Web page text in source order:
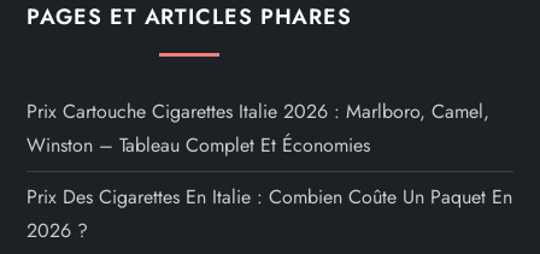
PAGES ET ARTICLES PHARES
Prix Cartouche Cigarettes Italie 2026 : Marlboro, Camel,
Winston – Tableau Complet Et Économies
Prix Des Cigarettes En Italie : Combien Coûte Un Paquet En
2026 ?